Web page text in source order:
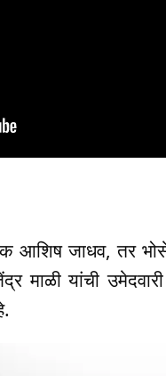
आशिष जाधव, तर
माळी यांची